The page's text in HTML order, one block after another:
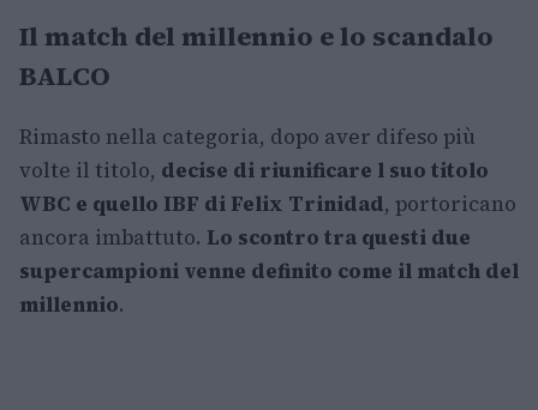
Il match del millennio e lo scandalo
BALCO
Rimasto nella categoria, dopo aver difeso più
volte il titolo, decise di riunificare l suo titolo
WBC e quello IBF di Felix Trinidad, portoricano
ancora imbattuto. Lo scontro tra questi due
supercampioni venne definito come il match del
millennio.